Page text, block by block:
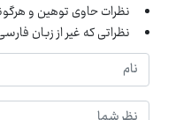
نظرات حاوی توهین و
نظراتی که غیر از زبان